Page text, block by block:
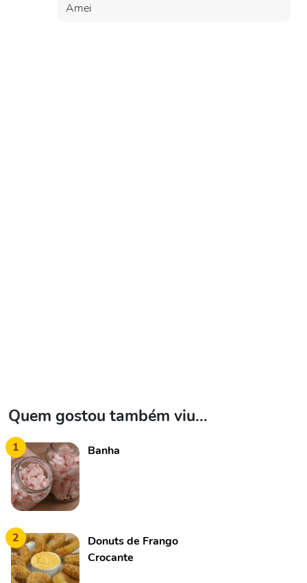
Amei
Quem gostou também viu...
1 Banha
2
Donuts de Frango
Crocante